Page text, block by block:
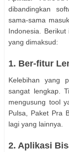
dibandingkan
sama-sama
Indonesia.
yang dimaksud:
1. Ber-fitur
Kelebihan yang
sangat lengkap.
mengusung tool
Pulsa, Paket Pra
lagi yang lainnya.
2. Aplikasi